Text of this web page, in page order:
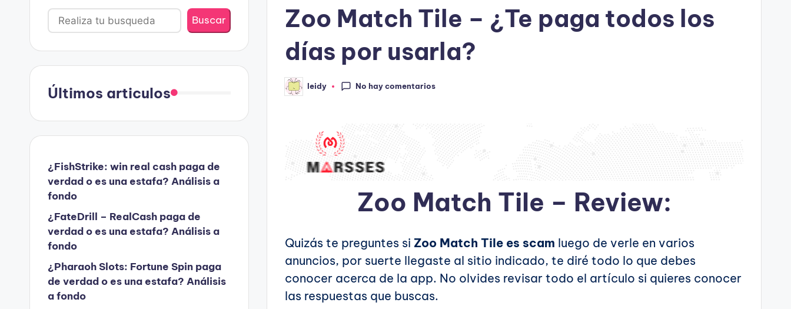
Zoo Match Tile – ¿Te paga todos los
días por usarla?
Publicado
por
leidy No hay comentarios
Zoo Match Tile – Review:
Quizás te preguntes si Zoo Match Tile es scam luego de verle en varios
anuncios, por suerte llegaste al sitio indicado, te diré todo lo que debes
conocer acerca de la app. No olvides revisar todo el artículo si quieres conocer
las respuestas que buscas.
Buscar
Últimos articulos
¿FishStrike: win real cash paga de
verdad o es una estafa? Análisis a
fondo
¿FateDrill – RealCash paga de
verdad o es una estafa? Análisis a
fondo
¿Pharaoh Slots: Fortune Spin paga
de verdad o es una estafa? Análisis
a fondo